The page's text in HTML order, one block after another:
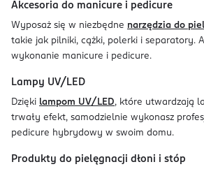
Akcesoria do manicure i pedicure
Wyposaż się w niezbędne narzędzia do
takie jak pilniki, cążki, polerki i separatory.
wykonanie manicure i pedicure.
Lampy UV/LED
Dzięki lampom UV/LED, które utwardzają
trwały efekt, samodzielnie wykonasz
pedicure hybrydowy w swoim domu.
Produkty do pielęgnacji dłoni i stóp